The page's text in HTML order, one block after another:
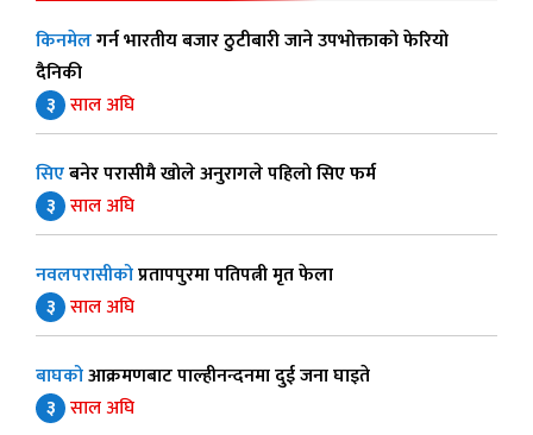
किनमेलगर्न भारतीय बजार ठुटीबारी जाने उपभोक्ताको फेरियो
दैनिकी
३ साल अघि
सिएबनेर परासीमै खोले अनुरागले पहिलो सिए फर्म
३ साल अघि
नवलपरासीकोप्रतापपुरमा पतिपत्नी मृत फेला
३ साल अघि
बाघकोआक्रमणबाट पाल्हीनन्दनमा दुई जना घाइते
३ साल अघि